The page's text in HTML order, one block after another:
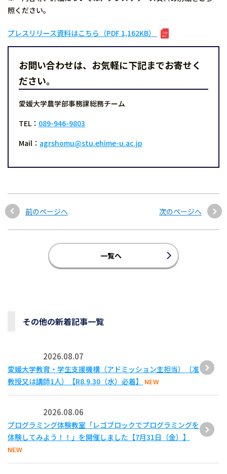
照ください。
プレスリリース資料はこちら（PDF 1,162KB）
お問い合わせは、お気軽に下記までお寄せく
ださい。
愛媛大学農学部事務課総務チーム
TEL： 089-946-9803
Mail： agrshomu@stu.ehime-u.ac.jp
前のページへ 次のページへ
一覧へ
その他の新着記事一覧
2026.08.07
愛媛大学教育・学生支援機構（アドミッション主担当）（准
教授又は講師1人）【R8.9.30（水）必着】
NEW
2026.08.06
プログラミング体験教室「レゴブロックでプログラミングを
体験してみよう！！」を開催しました【7月31日（金）】
NEW